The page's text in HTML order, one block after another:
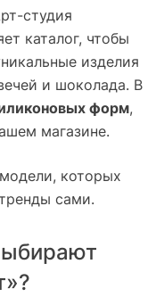
студия
каталог, чтобы
изделия
и шоколада. В
форм,
магазине.
которых
сами.